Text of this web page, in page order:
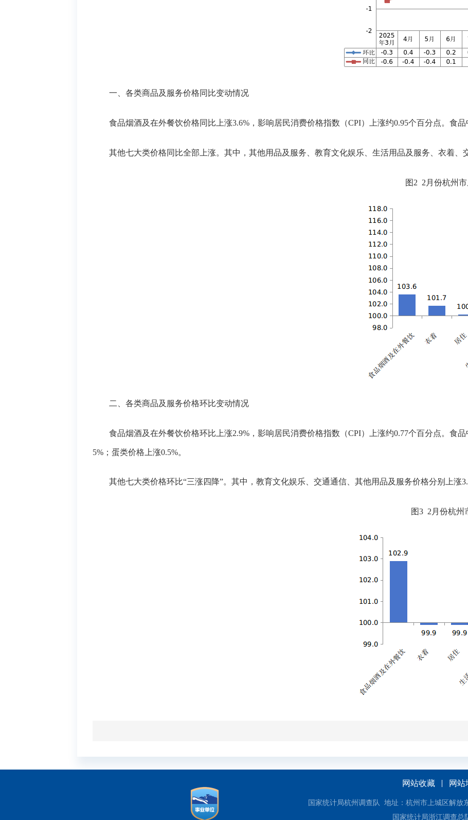
一、各类商品及服务价格同比变动情况
食品烟酒及在外餐饮价格同比 上涨3.6% ，影响居民消费价格指数（CPI）上涨约0.95个百分点。 食品
其他七大类价格同比全部上涨。其中，其他用品及服务、教育文化娱乐、生活用品及服务、衣着、
图 2 2月份杭州市
二、各类商品及服务价格环比变动情况
食品烟酒及在外餐饮价格环比 上涨2.9%，影响居民消费价格指数（CPI）上涨约0.77个百分点。 食品
5% ； 蛋类价格上涨0.5%。
其他七大类价格环比“三涨四降”。其中， 教育文化娱乐、 交通通信、其他用品及服务价格分别上涨
图3 2月份杭州
网站收藏 网站
国家统计局杭州调查队 地址：杭州市上城区解放
国家统计局浙江调查总